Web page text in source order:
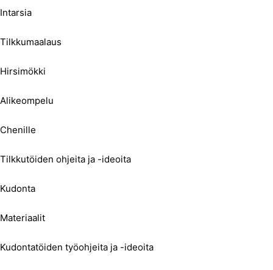
Intarsia
Tilkkumaalaus
Hirsimökki
Alikeompelu
Chenille
Tilkkutöiden ohjeita ja -ideoita
Kudonta
Materiaalit
Kudontatöiden työohjeita ja -ideoita